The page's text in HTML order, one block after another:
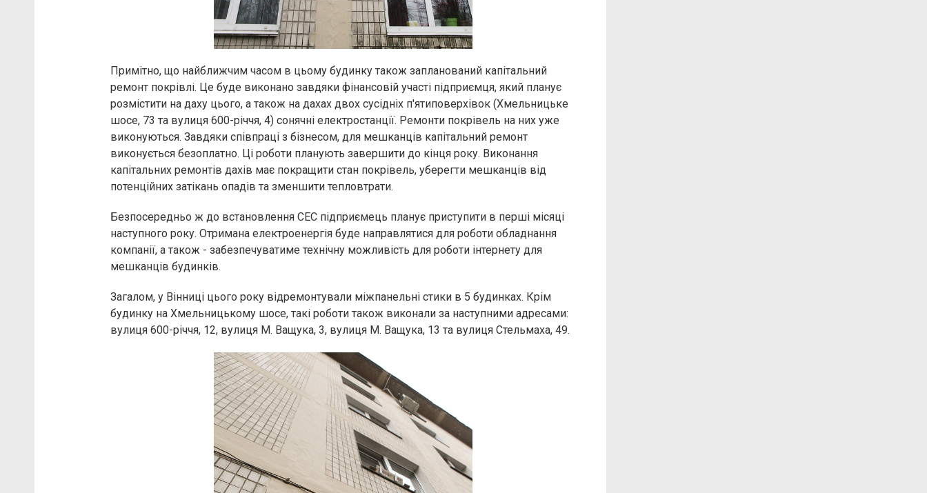
Примітно, що найближчим часом в цьому будинку також запланований капітальний
ремонт покрівлі. Це буде виконано завдяки фінансовій участі підприємця, який планує
розмістити на даху цього, а також на дахах двох сусідніх п'ятиповерхівок (Хмельницьке
шосе, 73 та вулиця 600-річчя, 4) сонячні електростанції. Ремонти покрівель на них уже
виконуються. Завдяки співпраці з бізнесом, для мешканців капітальний ремонт
виконується безоплатно. Ці роботи планують завершити до кінця року. Виконання
капітальних ремонтів дахів має покращити стан покрівель, уберегти мешканців від
потенційних затікань опадів та зменшити тепловтрати.
Безпосередньо ж до встановлення СЕС підприємець планує приступити в перші місяці
наступного року. Отримана електроенергія буде направлятися для роботи обладнання
компанії, а також - забезпечуватиме технічну можливість для роботи інтернету для
мешканців будинків.
Загалом, у Вінниці цього року відремонтували міжпанельні стики в 5 будинках. Крім
будинку на Хмельницькому шосе, такі роботи також виконали за наступними адресами:
вулиця 600-річчя, 12, вулиця М. Ващука, 3, вулиця М. Ващука, 13 та вулиця Стельмаха, 49.